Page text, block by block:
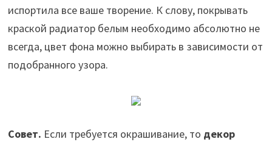
испортила все ваше творение. К слову, покрывать
краской радиатор белым необходимо абсолютно не
всегда, цвет фона можно выбирать в зависимости от
подобранного узора.
Совет. Если требуется окрашивание, то декор